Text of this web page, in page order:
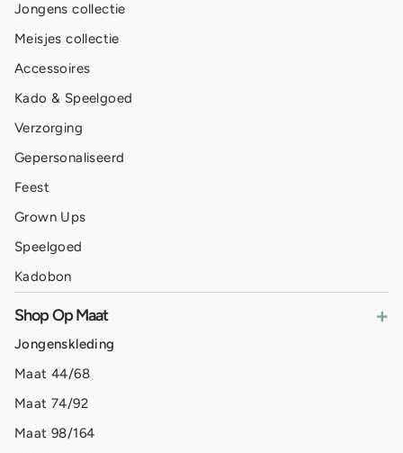
Jongens collectie
Meisjes collectie
Accessoires
Kado & Speelgoed
Verzorging
Gepersonaliseerd
Feest
Grown Ups
Speelgoed
Kadobon
Shop Op Maat +
Jongenskleding
Maat 44/68
Maat 74/92
Maat 98/164